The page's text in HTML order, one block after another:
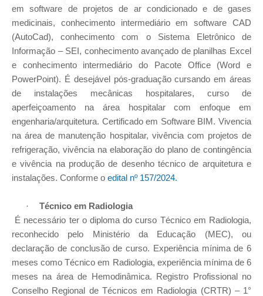
em software de projetos de ar condicionado e de gases
medicinais, conhecimento intermediário em software CAD
(AutoCad), conhecimento com o Sistema Eletrônico de
Informação – SEI, conhecimento avançado de planilhas Excel
e conhecimento intermediário do Pacote Office (Word e
PowerPoint). É desejável pós-graduação cursando em áreas
de instalações mecânicas hospitalares, curso de
aperfeiçoamento na área hospitalar com enfoque em
engenharia/arquitetura. Certificado em Software BIM. Vivencia
na área de manutenção hospitalar, vivência com projetos de
refrigeração, vivência na elaboração do plano de contingência
e vivência na produção de desenho técnico de arquitetura e
instalações. Conforme o edital nº 157/2024.
·
Técnico em Radiologia
É necessário ter o diploma do curso Técnico em Radiologia,
reconhecido pelo Ministério da Educação (MEC), ou
declaração de conclusão de curso. Experiência mínima de 6
meses como Técnico em Radiologia, experiência mínima de 6
meses na área de Hemodinâmica. Registro Profissional no
Conselho Regional de Técnicos em Radiologia (CRTR) – 1°